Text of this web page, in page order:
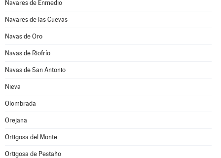
Navares de Enmedio
Navares de las Cuevas
Navas de Oro
Navas de Riofrío
Navas de San Antonio
Nieva
Olombrada
Orejana
Ortigosa del Monte
Ortigosa de Pestaño